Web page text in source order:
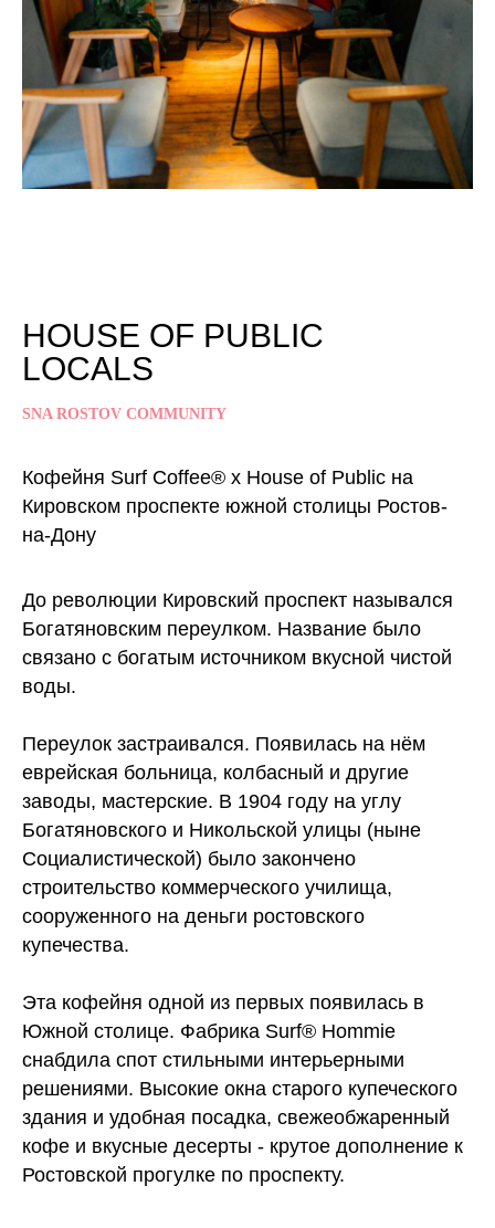
HOUSE OF PUBLIC
LOCALS
SNA ROSTOV COMMUNITY
Кофейня Surf Coffee® x House of Public на
Кировском проспекте южной столицы Ростов-
на-Дону
До революции Кировский проспект назывался
Богатяновским переулком. Название было
связано с богатым источником вкусной чистой
воды.
Переулок застраивался. Появилась на нём
еврейская больница, колбасный и другие
заводы, мастерские. В 1904 году на углу
Богатяновского и Никольской улицы (ныне
Социалистической) было закончено
строительство коммерческого училища,
сооруженного на деньги ростовского
купечества.
Эта кофейня одной из первых появилась в
Южной столице. Фабрика Surf® Hommie
снабдила спот стильными интерьерными
решениями. Высокие окна старого купеческого
здания и удобная посадка, свежеобжаренный
кофе и вкусные десерты - крутое дополнение к
Ростовской прогулке по проспекту.